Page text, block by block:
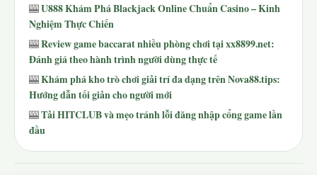
🎰U888 Khám Phá Blackjack Online Chuẩn Casino – Kinh
Nghiệm Thực Chiến
🎰Review game baccarat nhiều phòng chơi tại xx8899.net:
Đánh giá theo hành trình người dùng thực tế
🎰Khám phá kho trò chơi giải trí đa dạng trên Nova88.tips:
Hướng dẫn tối giản cho người mới
🎰Tải HITCLUB và mẹo tránh lỗi đăng nhập cổng game lần
đầu